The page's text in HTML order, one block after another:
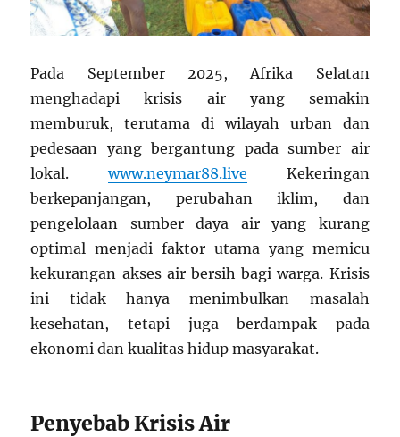
Pada September 2025, Afrika Selatan
menghadapi krisis air yang semakin
memburuk, terutama di wilayah urban dan
pedesaan yang bergantung pada sumber air
lokal.www.neymar88.live Kekeringan
berkepanjangan, perubahan iklim, dan
pengelolaan sumber daya air yang kurang
optimal menjadi faktor utama yang memicu
kekurangan akses air bersih bagi warga. Krisis
ini tidak hanya menimbulkan masalah
kesehatan, tetapi juga berdampak pada
ekonomi dan kualitas hidup masyarakat.
Penyebab Krisis Air